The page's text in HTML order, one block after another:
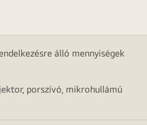
álló mennyiségek
porszívó, mikrohullámú